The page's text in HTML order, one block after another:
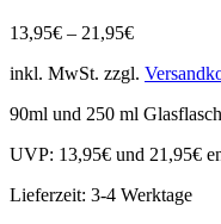
13,95€ – 21,95€
inkl. MwSt. zzgl.
90ml und 250 ml
UVP: 13,95€ und 21,95€
Lieferzeit: 3-4 Werktage